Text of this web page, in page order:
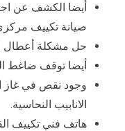
أيضا الكشف عن
صيانة تكييف
حل مشكلة أعطال
أيضا توقف ضاغط
وجود نقص في غاز
الانابيب النحاسية.
هاتف فني تكييف